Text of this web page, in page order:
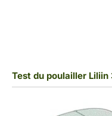
Test du poulailler